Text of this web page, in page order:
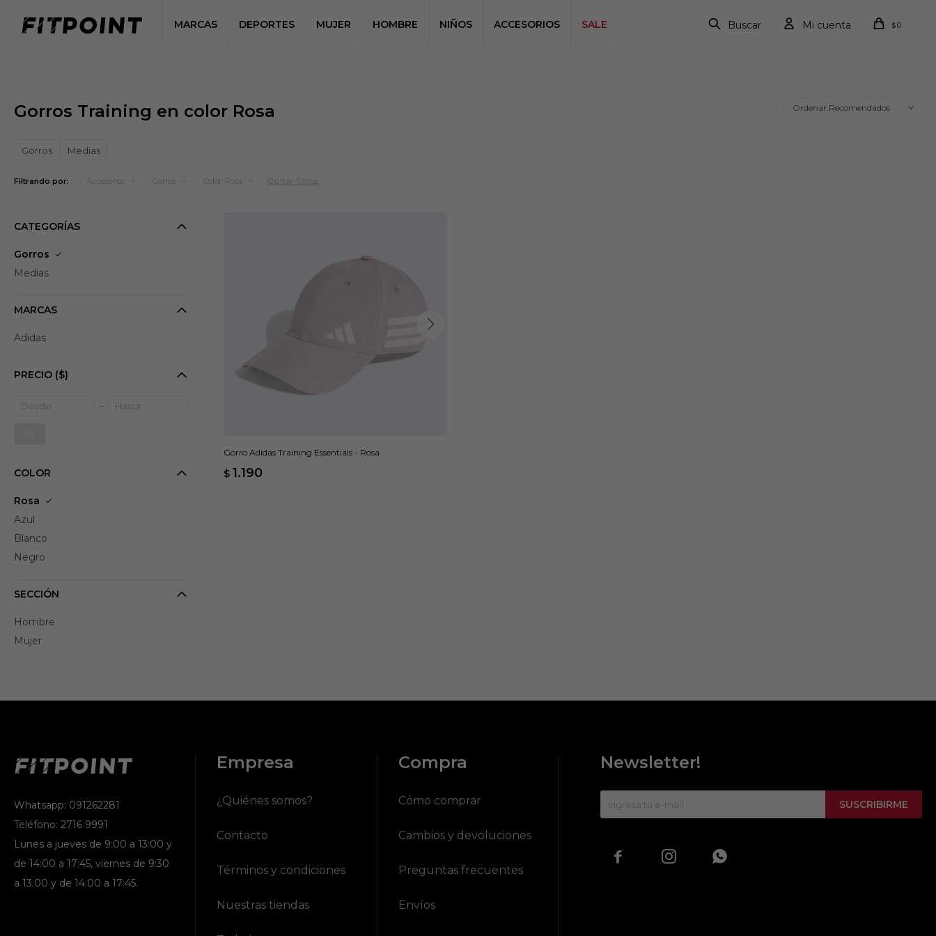
MARCAS DEPORTES MUJER HOMBRE NIÑOS ACCESORIOS SALE $0
Gorros Training en color Rosa Recomendados
Gorros Medias
Filtrando por: Accesorios Gorros Color: Rosa Quitar filtros
Gorro Adidas Training Essentials - Rosa
$ 1.190
CATEGORÍAS
Gorros
Medias
MARCAS
Adidas
PRECIO ($)
COLOR
Rosa
Azul
Blanco
Negro
SECCIÓN
Hombre
Mujer
Whatsapp: 091262281
Teléfono: 2716 9991
Lunes a jueves de 9:00 a 13:00 y
de 14:00 a 17:45, viernes de 9:30
a 13:00 y de 14:00 a 17:45.
Empresa
¿Quiénes somos?
Contacto
Términos y condiciones
Nuestras tiendas
Compra
Cómo comprar
Cambios y devoluciones
Preguntas frecuentes
Envíos
Newsletter!
SUSCRIBIRME
  